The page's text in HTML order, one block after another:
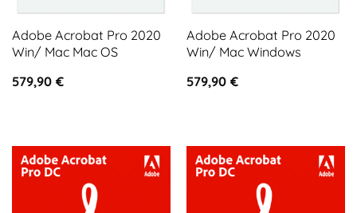
Adobe Acrobat Pro 2020
Win/ Mac Mac OS
579,90 €
Adobe Acrobat Pro 2020
Win/ Mac Windows
579,90 €